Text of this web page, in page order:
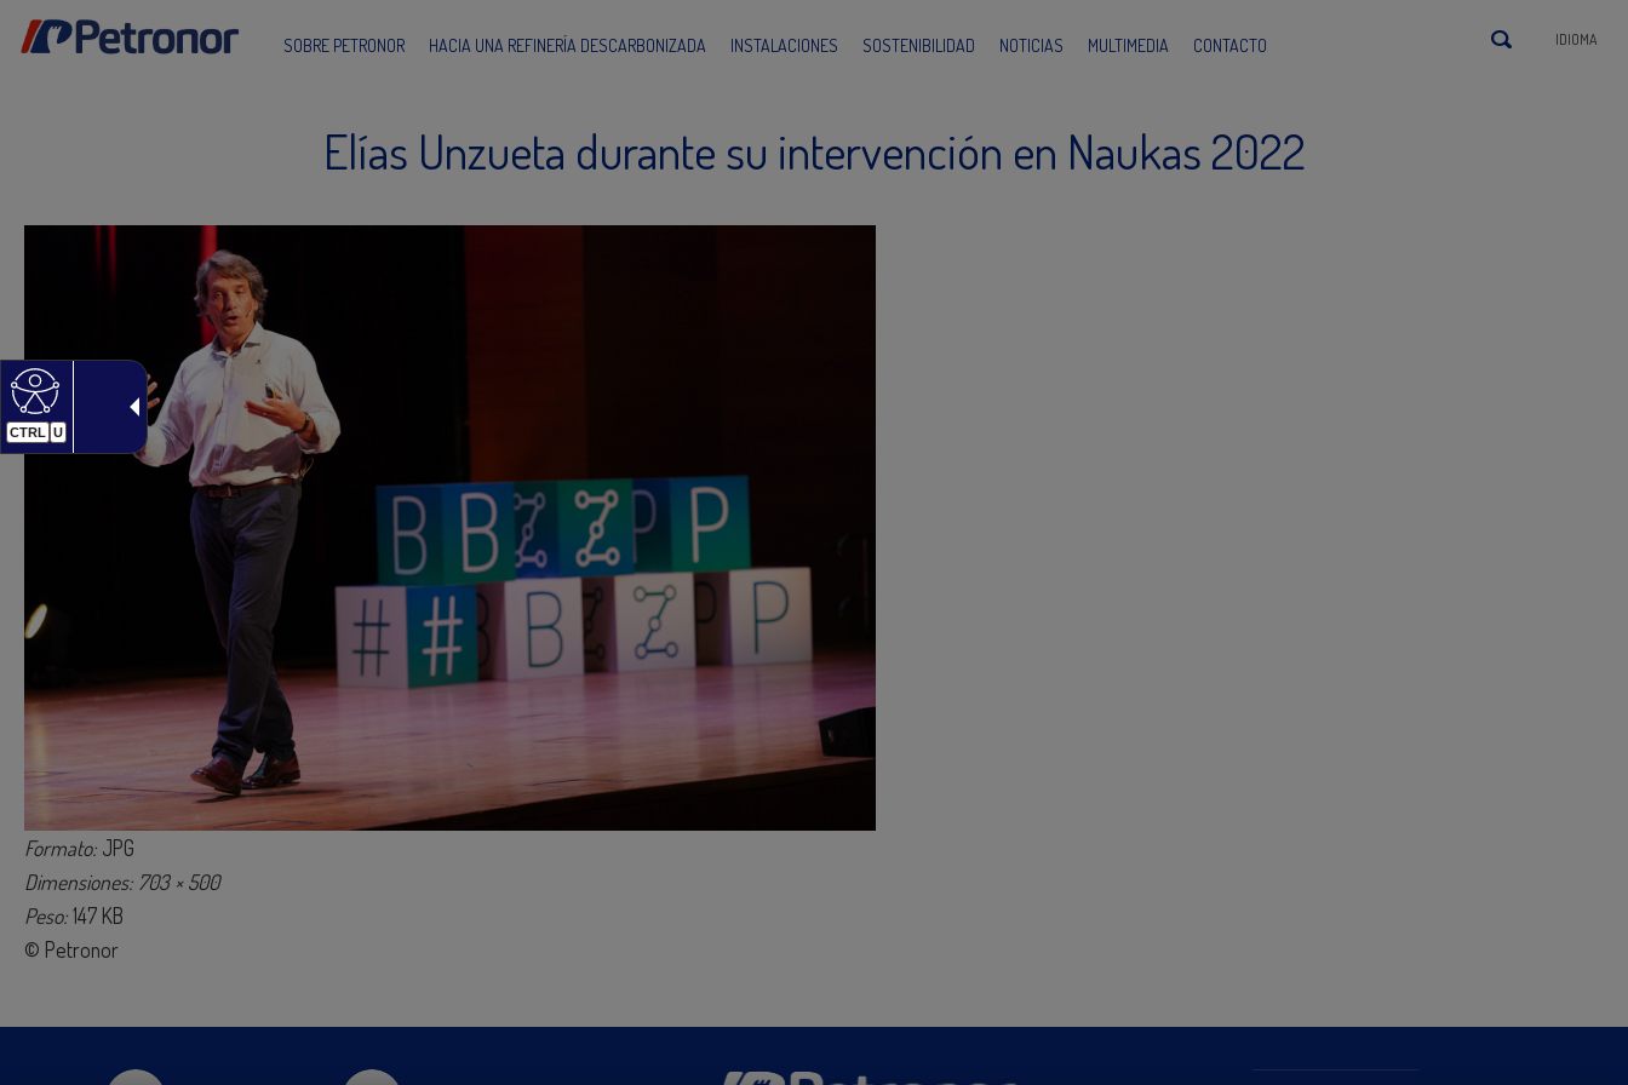
CTRL U
SOBRE PETRONOR HACIA UNA REFINERÍA DESCARBONIZADA INSTALACIONES SOSTENIBILIDAD NOTICIAS MULTIMEDIA CONTACTO IDIOMA
Elías Unzueta durante su intervención en Naukas 2022
Formato: JPG
Dimensiones: 703 × 500
Peso:147 KB
© Petronor